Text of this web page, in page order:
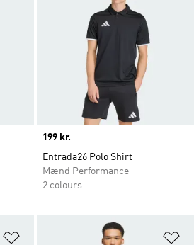
Price
199 kr.
Entrada26 Polo Shirt
Mænd Performance
2 colours
Føj til ønskeliste